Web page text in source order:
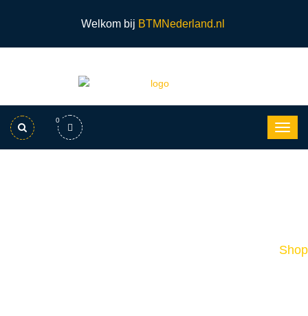
Welkom bij BTMNederland.nl
0
Shop